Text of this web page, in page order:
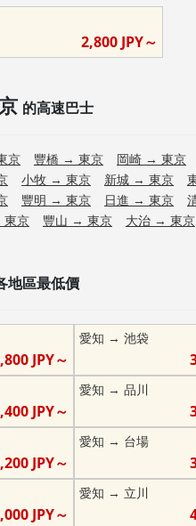
2,800 JPY～
的高速巴士
京 豐橋 → 東京 岡崎 → 東京
小牧 → 東京 新城 → 東京
豐明 → 東京 日進 → 東京
東京 豐山 → 東京 大治 → 東京
地區最低價
JPY～
愛知 → 池袋
JPY～
愛知 → 品川
JPY～
愛知 → 台場
JPY～
愛知 → 立川